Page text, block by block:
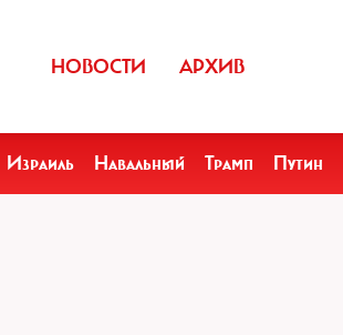
НОВОСТИ АРХИВ
Израиль Навальный Трамп Путин